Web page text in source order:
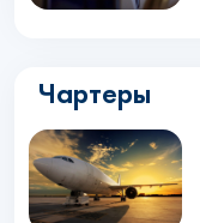
Чартеры